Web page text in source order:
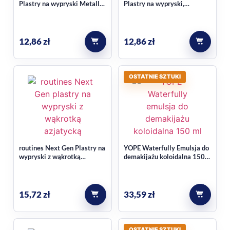
pielęgnacji przed serum lub kremem.
Do jakiego typu rutyny pasuje ten
produkt?
To kosmetyk do codziennego tonizowania, odpowiedni do
porannej i wieczornej pielęgnacji twarzy.
Plastry na wypryski Metallic
12,86zł
Plastry na wypryski,
12,86zł
routines Next Gen Plastry na
wypryski z wąkrotką
15,72zł
OSTATNIE SZTUKI
YOPE Waterfully Emulsja do
demakijażu koloidalna 150
33,59zł